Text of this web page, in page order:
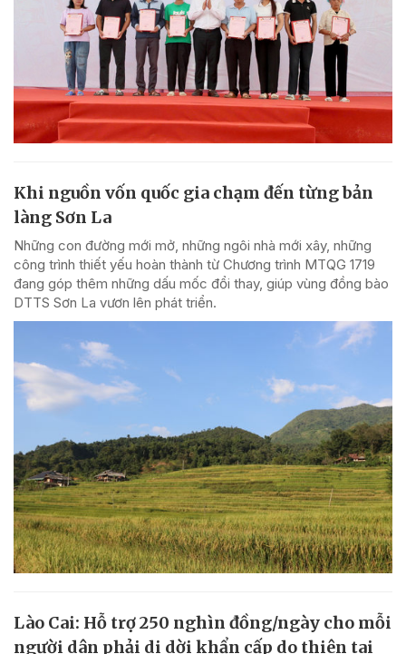
Khi nguồn vốn quốc gia chạm đến từng bản
làng Sơn La
Những con đường mới mở, những ngôi nhà mới xây, những
công trình thiết yếu hoàn thành từ Chương trình MTQG 1719
đang góp thêm những dấu mốc đổi thay, giúp vùng đồng bào
DTTS Sơn La vươn lên phát triển.
Lào Cai: Hỗ trợ 250 nghìn đồng/ngày cho mỗi
người dân phải di dời khẩn cấp do thiên tai